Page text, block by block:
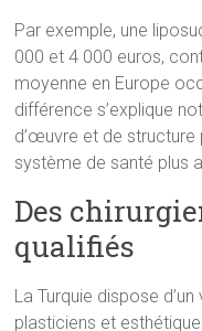
Par exemple, une
000 et 4 000 euros,
moyenne en Europe
différence s’explique
d’œuvre et de structure
système de santé plus
Des
qualifiés
La Turquie dispose
plasticiens et